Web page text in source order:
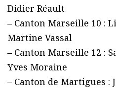
Didier Réault
– Canton Marseille 10 :
Martine Vassal
– Canton Marseille 12 :
Yves Moraine
– Canton de Martigues :